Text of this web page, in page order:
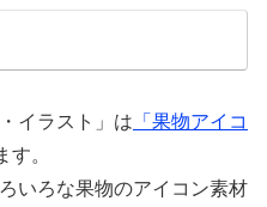
イラスト」は 「果物アイコ
す。
いろな果物のアイコン素材